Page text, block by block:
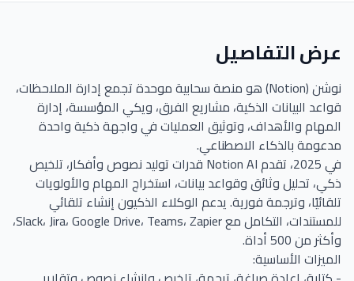
عرض التفاصيل
نوشن (Notion) هو منصة سحابية موحدة تجمع إدارة الملاحظات،
قواعد البيانات الذكية، مشاريع الفرق، ويكي المؤسسة، إدارة
المهام والأهداف، وتوثيق العمليات في واجهة ذكية واحدة
مدعومة بالذكاء الاصطناعي.
في 2025، تقدم Notion AI قدرات توليد نصوص وأفكار، تلخيص
ذكي، تحليل وثائق وقواعد بيانات، استخراج المهام والأولويات
تلقائيًا، وترجمة فورية. يدعم الوكلاء الذكيون إنشاء تلقائي
للمستندات، التكامل مع Slack، Jira، Google Drive، Teams، Zapier،
وأكثر من 500 أداة.
الميزات الأساسية: